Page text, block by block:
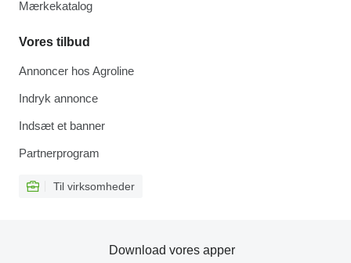
Mærkekatalog
Vores tilbud
Annoncer hos Agroline
Indryk annonce
Indsæt et banner
Partnerprogram
Til virksomheder
Download vores apper